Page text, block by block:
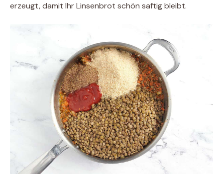
erzeugt, damit Ihr Linsenbrot schön saftig bleibt.